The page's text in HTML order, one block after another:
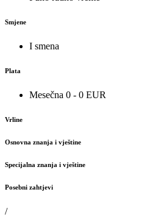
Smjene
I smena
Plata
Mesečna 0 - 0 EUR
Vrline
Osnovna znanja i vještine
Specijalna znanja i vještine
Posebni zahtjevi
/